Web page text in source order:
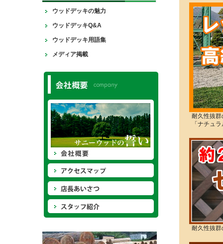
耐久性抜
「ナチュ
耐久性抜
ウッドデッキの魅力
ウッドデッキQ&A
ウッドデッキ用語集
メディア掲載